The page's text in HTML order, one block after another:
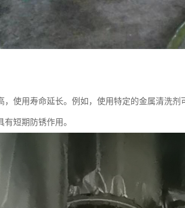
，使用寿命延长。例如，使用特定的金属清洗
短期防锈作用。